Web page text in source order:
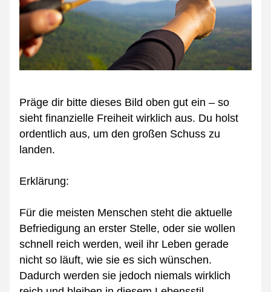
Präge dir bitte dieses Bild oben gut ein – so
sieht finanzielle Freiheit wirklich aus. Du holst
ordentlich aus, um den großen Schuss zu
landen.
Erklärung:
Für die meisten Menschen steht die aktuelle
Befriedigung an erster Stelle, oder sie wollen
schnell reich werden, weil ihr Leben gerade
nicht so läuft, wie sie es sich wünschen.
Dadurch werden sie jedoch niemals wirklich